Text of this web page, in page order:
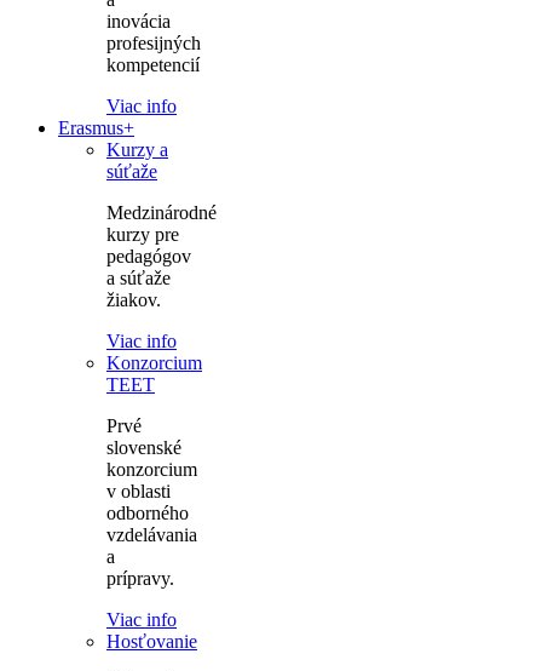
inovácia
profesijných
kompetencií
Viac info
Erasmus+
Kurzy a
súťaže
Medzinárodné
kurzy pre
pedagógov
a súťaže
žiakov.
Viac info
Konzorcium
TEET
Prvé
slovenské
konzorcium
v oblasti
odborného
vzdelávania
a
prípravy.
Viac info
Hosťovanie